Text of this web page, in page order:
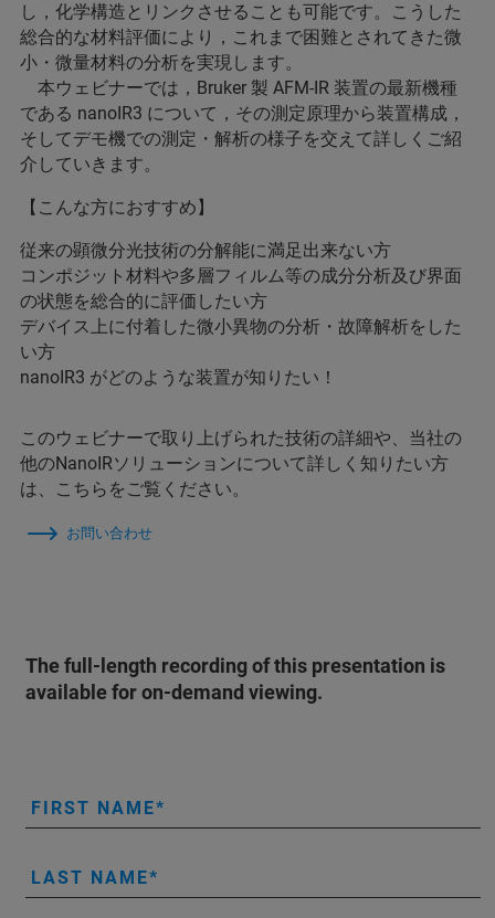
し，化学構造とリンクさせることも可能です。こうした
総合的な材料評価により，これまで困難とされてきた微
小・微量材料の分析を実現します。
本ウェビナーでは，Bruker 製 AFM-IR 装置の最新機種
である nanoIR3 について，その測定原理から装置構成，
そしてデモ機での測定・解析の様子を交えて詳しくご紹
介していきます。
【こんな方におすすめ】
従来の顕微分光技術の分解能に満足出来ない方
コンポジット材料や多層フィルム等の成分分析及び界面
の状態を総合的に評価したい方
デバイス上に付着した微小異物の分析・故障解析をした
い方
nanoIR3 がどのような装置が知りたい！
このウェビナーで取り上げられた技術の詳細や、当社の
他のNanoIRソリューションについて詳しく知りたい方
は、こちらをご覧ください。
お問い合わせ
The full-length recording of this presentation is
available for on-demand viewing.
FIRST NAME
LAST NAME